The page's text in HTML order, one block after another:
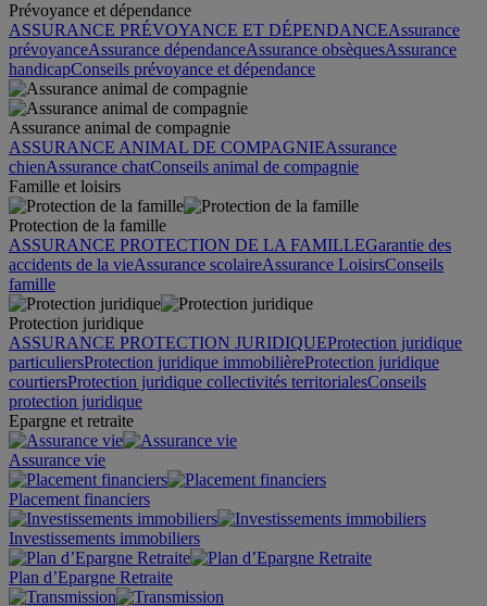
Prévoyance et dépendance
ASSURANCE PRÉVOYANCE ET DÉPENDANCEAssurance
prévoyanceAssurance dépendanceAssurance obsèquesAssurance
handicapConseils prévoyance et dépendance
Assurance animal de compagnie
ASSURANCE ANIMAL DE COMPAGNIEAssurance
chienAssurance chatConseils animal de compagnie
Famille et loisirs
Protection de la famille
ASSURANCE PROTECTION DE LA FAMILLEGarantie des
accidents de la vieAssurance scolaireAssurance LoisirsConseils
famille
Protection juridique
ASSURANCE PROTECTION JURIDIQUEProtection juridique
particuliersProtection juridique immobilièreProtection juridique
courtiersProtection juridique collectivités territorialesConseils
protection juridique
Epargne et retraite
Assurance vie
Placement financiers
Investissements immobiliers
Plan d’Epargne Retraite